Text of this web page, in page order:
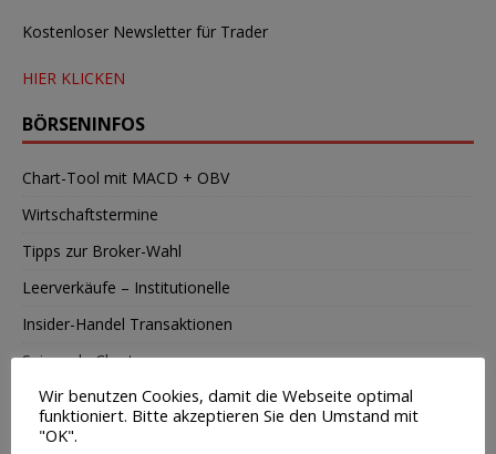
Kostenloser Newsletter für Trader
HIER KLICKEN
BÖRSENINFOS
Chart-Tool mit MACD + OBV
Wirtschaftstermine
Tipps zur Broker-Wahl
Leerverkäufe – Institutionelle
Insider-Handel Transaktionen
Saisonale Charts
TOP-BUCHTIPP
Wir benutzen Cookies, damit die Webseite optimal
funktioniert. Bitte akzeptieren Sie den Umstand mit
"OK".